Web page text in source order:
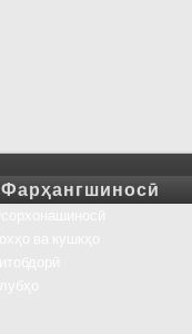
Фарҳангшиносӣ